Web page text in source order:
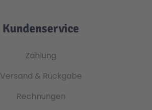
Kundenservice
Zahlung
Versand & Rückgabe
Rechnungen